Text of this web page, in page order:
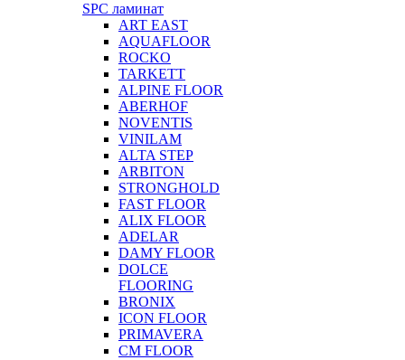
SPC ламинат
ART EAST
AQUAFLOOR
ROCKO
TARKETT
ALPINE FLOOR
ABERHOF
NOVENTIS
VINILAM
ALTA STEP
ARBITON
STRONGHOLD
FAST FLOOR
ALIX FLOOR
ADELAR
DAMY FLOOR
DOLCE
FLOORING
BRONIX
ICON FLOOR
PRIMAVERA
CM FLOOR